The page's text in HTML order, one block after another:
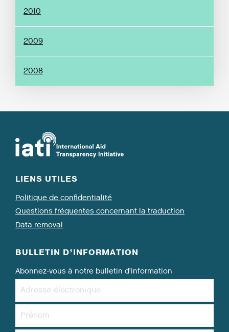
2010
2009
2008
LIENS UTILES
Politique de confidentialité
Questions fréquentes concernant la traduction
Data removal
BULLETIN D’INFORMATION
Abonnez-vous à notre bulletin d’information